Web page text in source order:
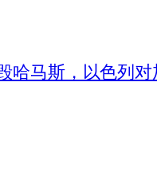
哈马斯，以色列